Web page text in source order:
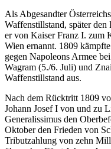
Als Abgesandter
Waffenstillstand, später den
er von Kaiser Franz I. zum
Wien ernannt. 1809
gegen Napoleons Armee
Wagram (5./6. Juli) und
Waffenstillstand aus.
Nach dem Rücktritt 1809
Johann Josef I von und zu
Generalissimus den
Oktober den Frieden von
Tributzahlung von zehn